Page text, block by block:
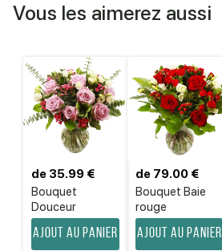
Vous les aimerez aussi
Bouquet
Douceur
de 35.99 €
Ajout au panier
Bouquet Baie
rouge
de 79.00 €
Ajout au panier